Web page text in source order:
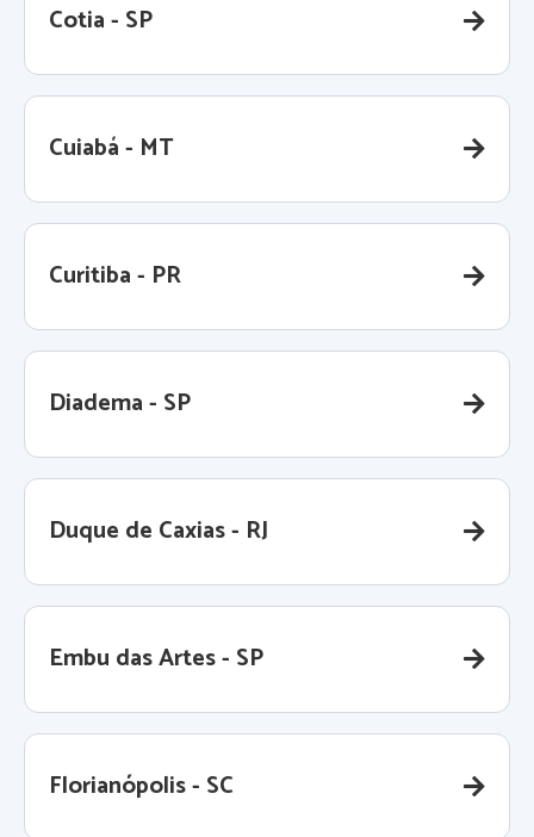
Cotia - SP
Cuiabá - MT
Curitiba - PR
Diadema - SP
Duque de Caxias - RJ
Embu das Artes - SP
Florianópolis - SC